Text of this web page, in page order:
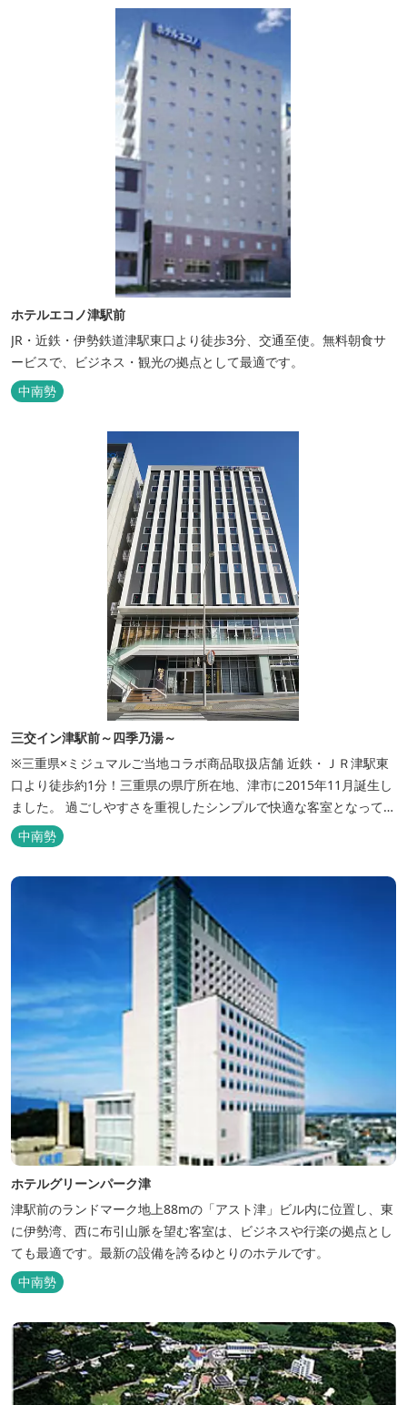
ホテルエコノ津駅前
JR・近鉄・伊勢鉄道津駅東口より徒歩3分、交通至使。無料朝食サ
ービスで、ビジネス・観光の拠点として最適です。
中南勢
三交イン津駅前～四季乃湯～
※三重県×ミジュマルご当地コラボ商品取扱店舗 近鉄・ＪＲ津駅東
口より徒歩約1分！三重県の県庁所在地、津市に2015年11月誕生し
ました。 過ごしやすさを重視したシンプルで快適な客室となってお
り、ベッドはワイドなサイズで、羽毛布団をご用意。女性にやさし
いアメニティグッズを取り揃えており、連泊の方用にコインランド
リーもあります。 ご宿泊者専用の人工温泉大浴場「四季乃湯」で
中南勢
ホテルグリーンパーク津
津駅前のランドマーク地上88mの「アスト津」ビル内に位置し、東
に伊勢湾、西に布引山脈を望む客室は、ビジネスや行楽の拠点とし
ても最適です。最新の設備を誇るゆとりのホテルです。
中南勢